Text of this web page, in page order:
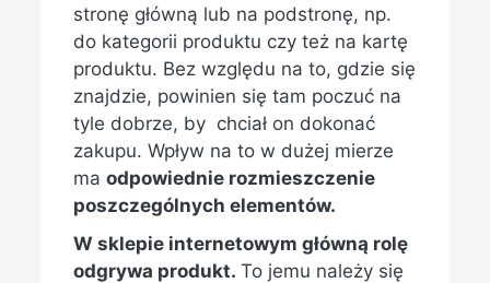
stronę główną lub na podstronę, np.
do kategorii produktu czy też na kartę
produktu. Bez względu na to, gdzie się
znajdzie, powinien się tam poczuć na
tyle dobrze, by chciał on dokonać
zakupu. Wpływ na to w dużej mierze
maodpowiednie rozmieszczenie
poszczególnych elementów.
W sklepie internetowym główną rolę
odgrywa produkt.To jemu należy się